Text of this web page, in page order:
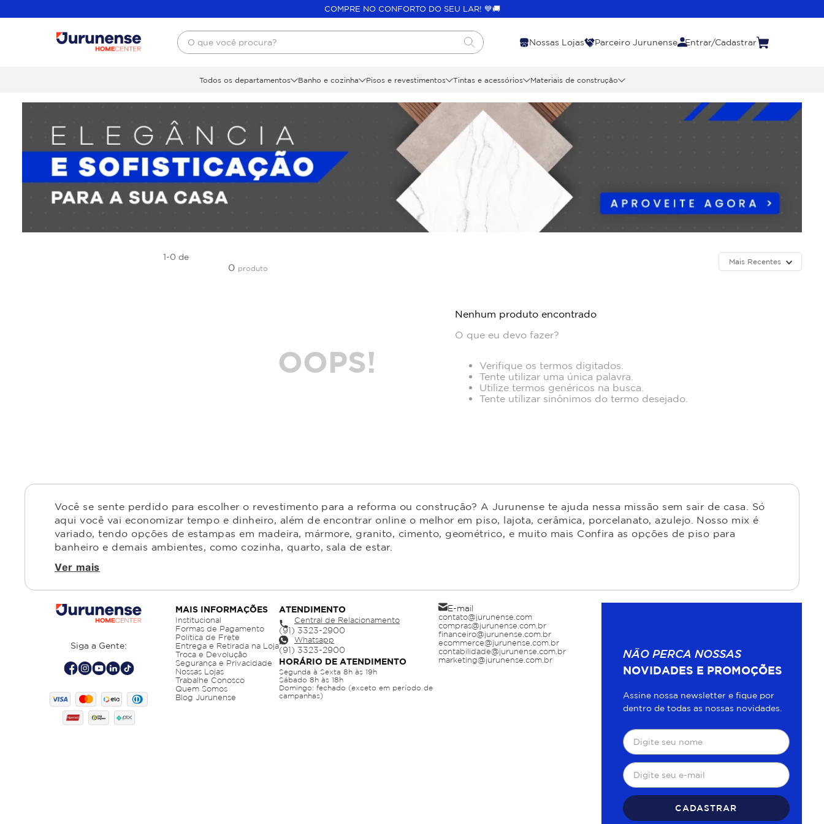
COMPRE NO CONFORTO DO SEU LAR! 💙🚚
O que você procura?
Nossas Lojas Parceiro Jurunense Entrar/Cadastrar
Todos os departamentos Banho e cozinha Pisos e revestimentos Tintas e acessórios Materiais de construção
1-0 de
0 produto
Mais Recentes
OOPS!
Nenhum produto encontrado
O que eu devo fazer?
Verifique os termos digitados.
Tente utilizar uma única palavra.
Utilize termos genéricos na busca.
Tente utilizar sinônimos do termo desejado.
Você se sente perdido para escolher o revestimento para a reforma ou construção? A Jurunense te ajuda nessa missão sem sair de casa. Só
aqui você vai economizar tempo e dinheiro, além de encontrar online o melhor em piso, lajota, cerâmica, porcelanato, azulejo. Nosso mix é
variado, tendo opções de estampas em madeira, mármore, granito, cimento, geométrico, e muito mais Confira as opções de piso para
banheiro e demais ambientes, como cozinha, quarto, sala de estar.
Ver mais
Siga a Gente:
MAIS INFORMAÇÕES
Institucional
Formas de Pagamento
Política de Frete
Entrega e Retirada na Loja
Troca e Devolução
Segurança e Privacidade
Nossas Lojas
Trabalhe Conosco
Quem Somos
Blog Jurunense
ATENDIMENTO
Central de Relacionamento
Whatsapp
HORÁRIO DE ATENDIMENTO
Segunda à Sexta 8h às 19h
Sábado 8h às 18h
Domingo: fechado (exceto em período de
campanhas)
E-mail
contato@jurunense.com
compras@jurunense.com.br
financeiro@jurunense.com.br
ecommerce@jurunense.com.br
contabilidade@jurunense.com.br
marketing@jurunense.com.br
NÃO PERCA NOSSAS
NOVIDADES E PROMOÇÕES
Assine nossa newsletter e fique por
dentro de todas as nossas novidades.
CADASTRAR